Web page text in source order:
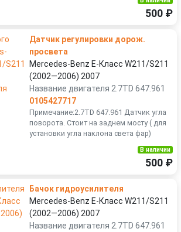
500 ₽
Датчик регулировки дорож.
просвета
Mercedes-Benz E-Класс W211/S211
(2002—2006) 2007
Название двигателя 2.7TD 647.961
0105427717
Примечание:2.7TD 647.961 Датчик угла
поворота. Стоит на заднем мосту ( для
установки угла наклона света фар)
В наличии
500 ₽
Бачок гидроусилителя
Mercedes-Benz E-Класс W211/S211
(2002—2006) 2007
Название двигателя 2.7TD 647.961